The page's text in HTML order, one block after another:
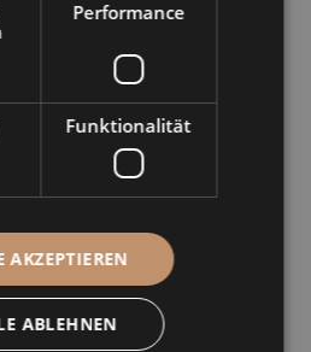
Die verlinkten
der Verlinkung auf
überprüft. Rechtswidrige
der Verlinkung nicht
Kontrolle der verlinkten
Anhaltspunkte einer
Bei Bekanntwerden
werden wir derartige Links
Performance
Funktionalität
AKZEPTIEREN
ABLEHNEN